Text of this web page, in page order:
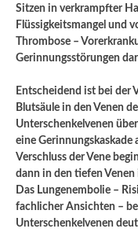
Sitzen in verkrampfter
Flüssigkeitsmangel und
Thrombose –
Gerinnungsstörungen
Entscheidend ist bei der
Blutsäule in den Venen
Unterschenkelvenen
eine Gerinnungskaskade
Verschluss der Vene
dann in den tiefen
Das Lungenembolie –
fachlicher Ansichten –
Unterschenkelvenen